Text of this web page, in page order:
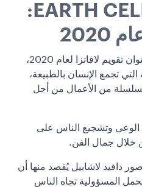
EARTH CELEBRACTION:
هو عنوان تقويم لافاتزا لعام 2020،
تجمع الإنسان بالطبيعة،
من الأعمال من أجل
الوعي وتشجيع الناس على
خلال جمال الفن.
دافيد لاشابيل يُقصد منها أن
المسؤولية تجاه الناس